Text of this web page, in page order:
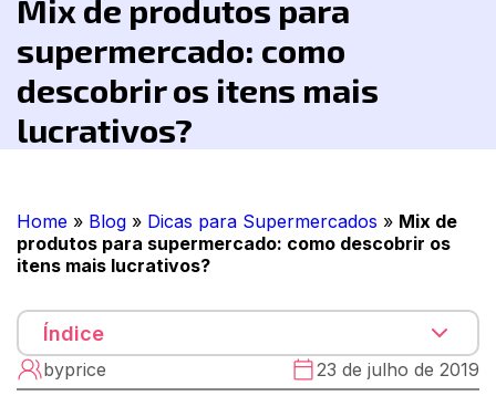
Mix de produtos para
supermercado: como
descobrir os itens mais
lucrativos?
Home » Blog » Dicas para Supermercados » Mix de
produtos para supermercado: como descobrir os
itens mais lucrativos?
byprice 23 de julho de 2019
Índice